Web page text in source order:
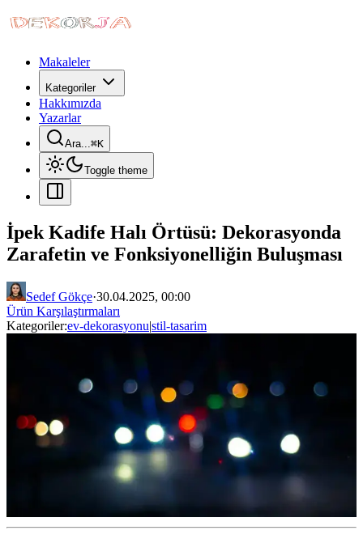
Makaleler
Kategoriler
Hakkımızda
Yazarlar
Ara...⌘K
Toggle theme
İpek Kadife Halı Örtüsü: Dekorasyonda
Zarafetin ve Fonksiyonelliğin Buluşması
Sedef Gökçe·30.04.2025, 00:00
Ürün Karşılaştırmaları
Kategoriler:ev-dekorasyonu|stil-tasarim